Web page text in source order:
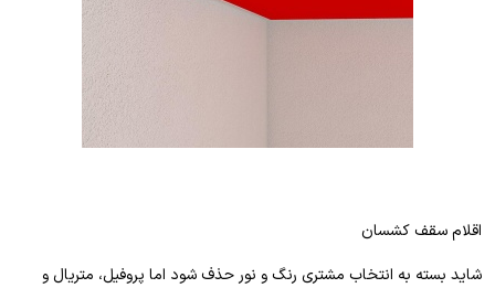
اقلام سقف کشسان
شاید بسته به انتخاب مشتری رنگ و نور حذف شود اما پروفیل، متریال و